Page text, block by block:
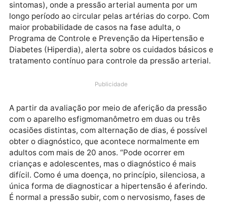
hipertensão é considerada uma das principais
crônicas (quando não há cura, apenas o controle dos
longo período ao circular pelas artérias do corpo.
Programa de Controle e Prevenção da Hipertensão e
Diabetes (Hiperdia), alerta sobre os cuidados
tratamento contínuo para controle da pressão
Publicidade
A partir da avaliação por meio de aferição da
com o aparelho esfigmomanômetro em duas ou três